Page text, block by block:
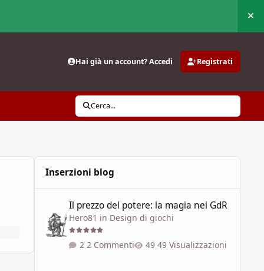
Hai già un account? Accedi Registrati
Cerca...
Inserzioni blog
Il prezzo del potere: la magia nei GdR
Hero81 in Design di giochi
2 Commenti 49 Visualizzazioni